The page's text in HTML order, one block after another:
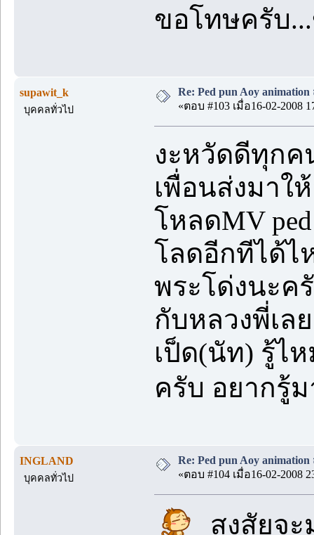
ขอโทษครับ
supawit_k
บุคคลทั่วไป
Re: Ped pun Aoy
«ตอบ #103 เมื่อ16-02-2008
งะหวัดดีทุกค
เพื่อนส่งมาใ
โหลดMV
โลดอีกทีได้ไ
พระโด่งนะค
กับหลวงพี่เล
เป็ด(นัท) รู้ไ
ครับ อยากรู้
INGLAND
บุคคลทั่วไป
Re: Ped pun Aoy
«ตอบ #104 เมื่อ16-02-2008
สงสัยจ